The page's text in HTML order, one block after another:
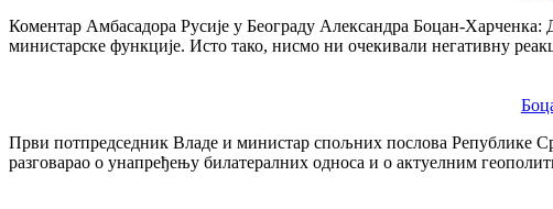
Коментар Амбасадора Русије у Београду Александра Боцан-
министарске функције. Исто тако, нисмо ни очекивали негативну
Први потпредседник Владе и министар спољних послова Републике
разговарао о унапређењу билатералних односа и о актуелним